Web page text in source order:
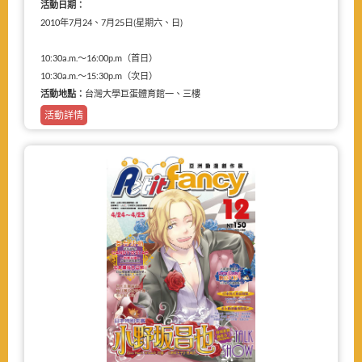
活動日期：
2010年7月24、7月25日(星期六、日)
10:30a.m.～16:00p.m（首日）
10:30a.m.～15:30p.m（次日）
活動地點： 台灣大學巨蛋體育館一、三樓
活動詳情